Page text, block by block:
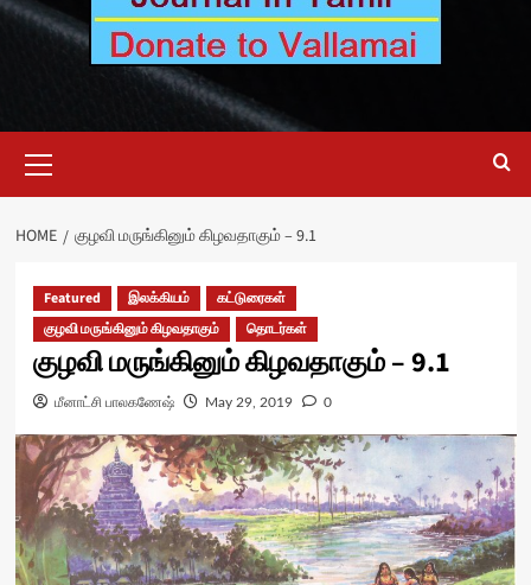
Menu
HOME குழவி மருங்கினும் கிழவதாகும் – 9.1
Featured இலக்கியம்
கட்டுரைகள்
குழவி மருங்கினும் கிழவதாகும்
தொடர்கள்
குழவி மருங்கினும் கிழவதாகும் – 9.1
மீனாட்சி பாலகணேஷ் May 29, 2019 0